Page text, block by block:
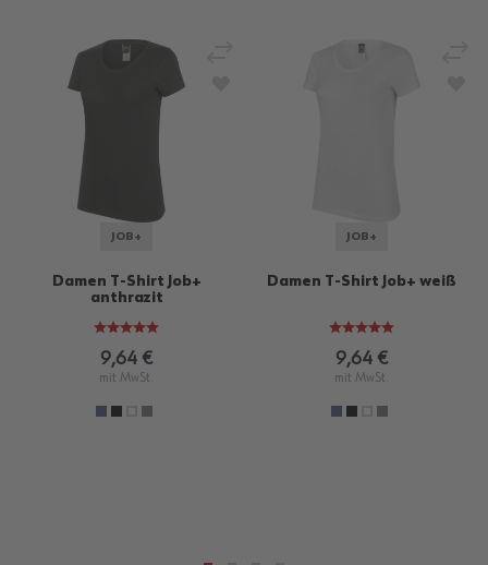
JOB+
Damen T-Shirt Job+
anthrazit
9,64 €
mit MwSt.
JOB+
Damen T-Shirt Job+ weiß
9,64 €
mit MwSt.